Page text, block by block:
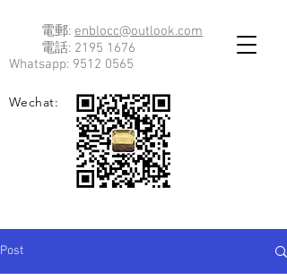
電郵: enblocc@outlook.com
電話: 2195 1676
Whatsapp: 9512 0565
Wechat:
Post